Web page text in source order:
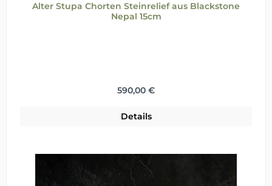
Alter Stupa Chorten Steinrelief aus Blackstone
Nepal 15cm
Regulärer Preis:
590,00 €
Details